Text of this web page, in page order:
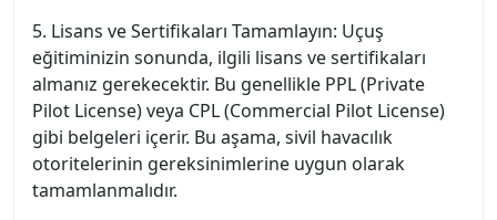
5. Lisans ve Sertifikaları Tamamlayın: Uçuş
eğitiminizin sonunda, ilgili lisans ve sertifikaları
almanız gerekecektir. Bu genellikle PPL (Private
Pilot License) veya CPL (Commercial Pilot License)
gibi belgeleri içerir. Bu aşama, sivil havacılık
otoritelerinin gereksinimlerine uygun olarak
tamamlanmalıdır.